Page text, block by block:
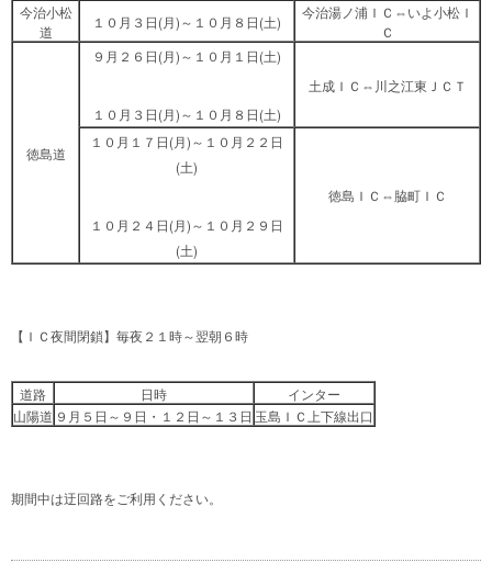
今治小松
道
１０月３日(月)～１０月８日(土)
今治湯ノ浦ＩＣ⇔いよ小松Ｉ
Ｃ
徳島道
９月２６日(月)～１０月１日(土)
１０月３日(月)～１０月８日(土)
土成ＩＣ⇔川之江東ＪＣＴ
１０月１７日(月)～１０月２２日
(土)
１０月２４日(月)～１０月２９日
(土)
徳島ＩＣ⇔脇町ＩＣ
【ＩＣ夜間閉鎖】毎夜２１時～翌朝６時
道路 日時
インター
山陽道 ９月５日～９日・１２日～１３日 玉島ＩＣ上下線出口
期間中は迂回路をご利用ください。